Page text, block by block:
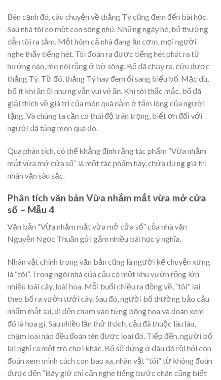
Bên cạnh đó, câu chuyện về thằng Tý cũng đem đến bài học.
Sau nhà tôi có một con sông nhỏ. Những ngày hè, bố thường
dẫn tôi ra tắm. Một hôm cả nhà đang ăn cơm, mọi người
nghe thấy tiếng hét. Tôi đoán ra được tiếng hét phát ra từ
hướng nào, mẹ nói rằng ở bờ sông. Bố đã chạy ra, cứu được
thằng Tý. Từ đó, thằng Tý hay đem ổi sang biểu bố. Mặc dù,
bố ít khi ăn ổi nhưng vẫn vui vẻ ăn. Khi tôi thắc mắc, bố đã
giải thích về giá trị của món quà nằm ở tấm lòng của người
tặng. Và chúng ta cần có thái độ trân trọng, biết ơn đối với
người đã tặng món quà đó.
Qua phân tích, có thể khẳng định rằng tác phẩm “Vừa nhắm
mắt vừa mở cửa sổ” là một tác phẩm hay, chứa đựng giá trị
nhân văn sâu sắc.
Phân tích văn bản Vừa nhắm mắt vừa mở cửa
sổ – Mẫu 4
Văn bản “Vừa nhắm mắt vừa mở cửa sổ” của nhà văn
Nguyễn Ngọc Thuần gửi gắm nhiều bài học ý nghĩa.
Nhân vật chính trong văn bản cũng là người kể chuyện xưng
là “tôi”. Trong ngôi nhà của cậu có một khu vườn rộng lớn
nhiều loài cây, loài hoa. Mỗi buổi chiều ra đồng về, “tôi” lại
theo bố ra vườn tưới cây. Sau đó, người bố thường bảo cậu
nhắm mắt lại, đi đến chạm vào từng bông hoa và đoán xem
đó là hoa gì. Sau nhiều lần thử thách, cậu đã thuộc làu làu,
chạm loài nào đều đoán tên được loài đó. Tiếp đến, người bố
lại nghĩ ra một trò chơi khác. Bố sẽ đứng ở đâu đó rồi hỏi con
đoán xem mình cách con bao xa, nhân vật “tôi” từ không đoán
được đến “Bây giờ chỉ cần nghe tiếng bước chân cũng biết